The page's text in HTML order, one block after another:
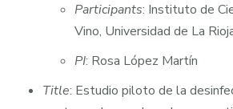
Participants: Instituto de
Vino, Universidad de La
PI: Rosa López Martín
Title: Estudio piloto de la